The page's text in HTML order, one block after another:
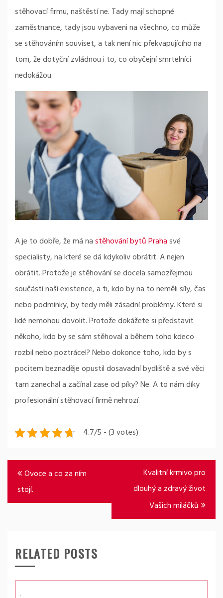
stěhovací firmu, naštěstí ne. Tady mají schopné
zaměstnance, tady jsou vybaveni na všechno, co může
se stěhováním souviset, a tak není nic překvapujícího na
tom, že dotyční zvládnou i to, co obyčejní smrtelníci
nedokážou.
A je to dobře, že má nastěhování bytů Prahasvé
specialisty, na které se dá kdykoliv obrátit. A nejen
obrátit. Protože je stěhování se docela samozřejmou
součástí naší existence, a ti, kdo by na to neměli síly, čas
nebo podmínky, by tedy měli zásadní problémy. Které si
lidé nemohou dovolit. Protože dokážete si představit
někoho, kdo by se sám stěhoval a během toho kdeco
rozbil nebo poztrácel? Nebo dokonce toho, kdo by s
pocitem beznaděje opustil dosavadní bydliště a své věci
tam zanechal a začínal zase od píky? Ne. A to nám díky
profesionální stěhovací firmě nehrozí.
4.7/5 - (3 votes)
Navigace
pro
příspěvek
Ovoce a co za ním
stojí.
Kvalitní krmivo pro
dlouhý a zdravý život
Vašich miláčků
RELATED POSTS